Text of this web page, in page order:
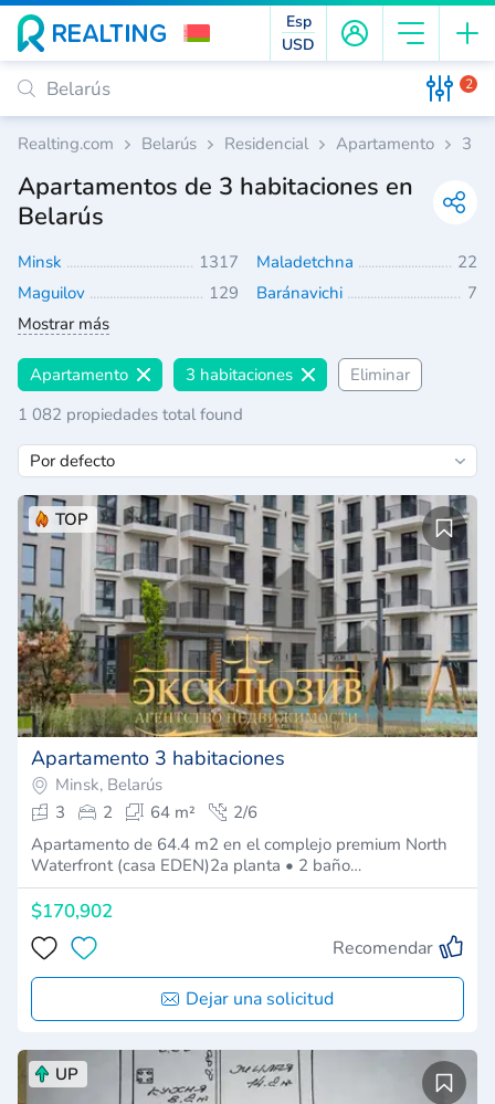
Esp
USD
2
Realting.com Belarús Residencial Apartamento 3
Apartamentos de 3 habitaciones en
Belarús
Minsk 1317 Maladetchna
22
Maguilov
129 Baránavichi
7
Mostrar más
Apartamento 3 habitaciones
Eliminar
1 082 propiedades total found
TOP
Apartamento 3 habitaciones
Minsk, Belarús
3
2 64 m²
2/6
Apartamento de 64.4 m2 en el complejo premium North
Waterfront (casa EDEN)2a planta • 2 baño…
$170,902
Recomendar
Dejar una solicitud
UP